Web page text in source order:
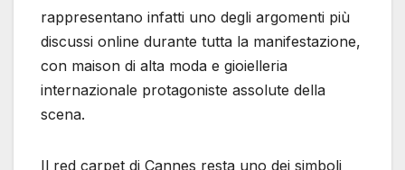
rappresentano infatti uno degli argomenti più
discussi online durante tutta la manifestazione,
con maison di alta moda e gioielleria
internazionale protagoniste assolute della
scena.
Il red carpet di Cannes resta uno dei simboli